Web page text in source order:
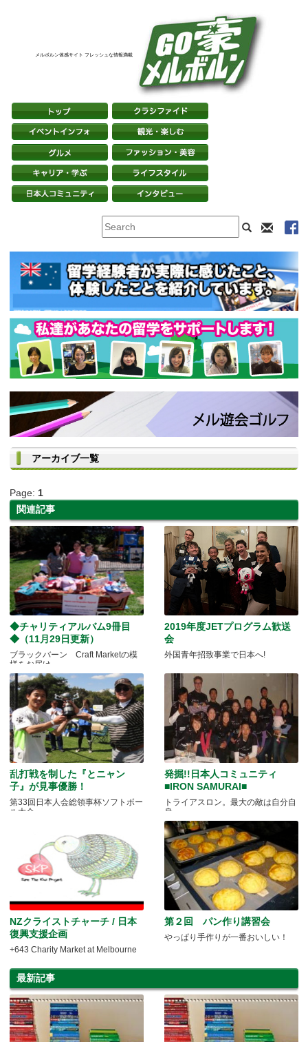
メルボルン体感サイト フレッシュな情報満載
アーカイブ一覧
Page: 1
関連記事
◆チャリティアルバム9冊目
◆（11月29日更新）
ブラックバーン Craft Marketの模
様をお届け
2019年度JETプログラム歓送
会
外国青年招致事業で日本へ!
乱打戦を制した『とニャン
子』が見事優勝！
第33回日本人会総領事杯ソフトボー
ル大会
発掘!!日本人コミュニティ
■IRON SAMURAI■
トライアスロン。最大の敵は自分自
身
NZクライストチャーチ / 日本
復興支援企画
+643 Charity Market at Melbourne
第２回 パン作り講習会
やっぱり手作りが一番おいしい！
最新記事